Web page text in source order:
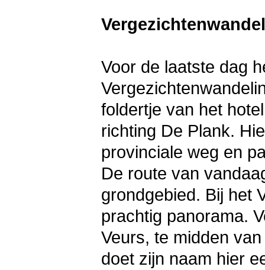
Voor de laatste dag
foldertje van het
richting De Plank.
provinciale weg en
De route van
grondgebied. Bij het
prachtig panorama.
Veurs, te midden
doet zijn naam hier